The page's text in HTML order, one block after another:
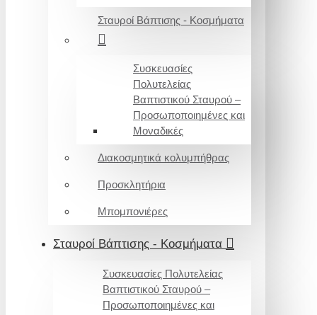
Σταυροί Βάπτισης - Κοσμήματα
Συσκευασίες
Πολυτελείας
Βαπτιστικού Σταυρού –
Προσωποποιημένες και
Μοναδικές
Διακοσμητικά κολυμπήθρας
Προσκλητήρια
Μπομπονιέρες
Σταυροί Βάπτισης - Κοσμήματα
Συσκευασίες Πολυτελείας
Βαπτιστικού Σταυρού –
Προσωποποιημένες και